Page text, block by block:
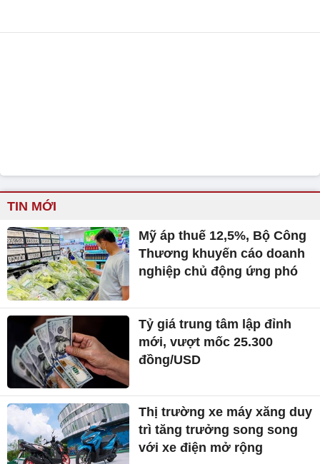
TIN MỚI
Mỹ áp thuế 12,5%, Bộ Công
Thương khuyến cáo doanh
nghiệp chủ động ứng phó
Tỷ giá trung tâm lập đỉnh
mới, vượt mốc 25.300
đồng/USD
Thị trường xe máy xăng duy
trì tăng trưởng song song
với xe điện mở rộng